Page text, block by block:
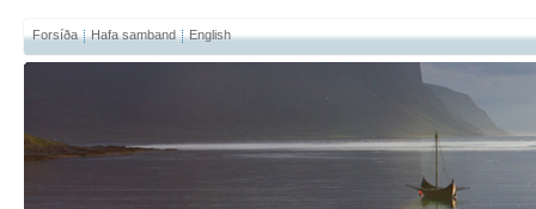
Forsíða Hafa samband English